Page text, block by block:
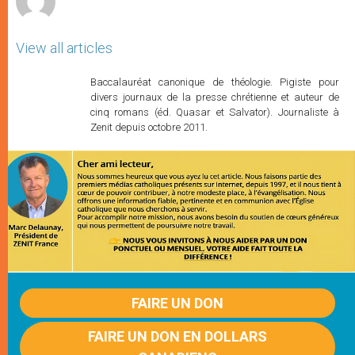
View all articles
Baccalauréat canonique de théologie. Pigiste pour
divers journaux de la presse chrétienne et auteur de
cinq romans (éd. Quasar et Salvator). Journaliste à
Zenit depuis octobre 2011.
FAIRE UN DON
FAIRE UN DON EN DOLLARS